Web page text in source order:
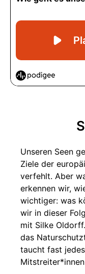
Unseren Seen
Ziele der
verfehlt. Aber
erkennen wir,
wichtiger: was
wir in dieser
mit Silke
das
taucht fast